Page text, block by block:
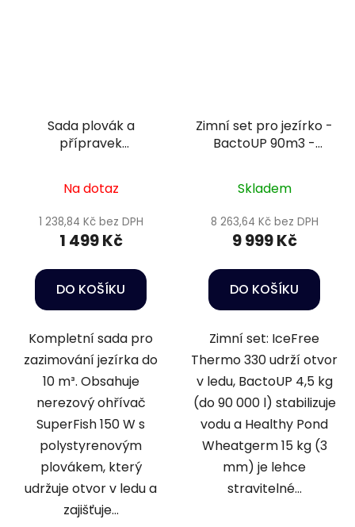
Sada plovák a
přípravek
Na dotaz
1 238,84 Kč bez DPH
1 499 Kč
DO KOŠÍKU
Kompletní sada pro
zazimování jezírka do
10 m³. Obsahuje
nerezový ohřívač
SuperFish 150 W s
polystyrenovým
plovákem, který
udržuje otvor v ledu a
zajišťuje...
Zimní set pro jezírko -
BactoUP 90m3 -
15kg
Skladem
8 263,64 Kč bez DPH
9 999 Kč
DO KOŠÍKU
Zimní set: IceFree
Thermo 330 udrží otvor
v ledu, BactoUP 4,5 kg
(do 90 000 l) stabilizuje
vodu a Healthy Pond
Wheatgerm 15 kg (3
mm) je lehce
stravitelné...